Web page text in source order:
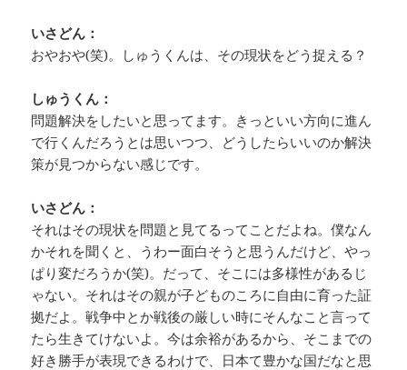
いさどん：
おやおや(笑)。しゅうくんは、その現状をどう捉える？
しゅうくん：
問題解決をしたいと思ってます。きっといい方向に進ん
で行くんだろうとは思いつつ、どうしたらいいのか解決
策が見つからない感じです。
いさどん：
それはその現状を問題と見てるってことだよね。僕なん
かそれを聞くと、うわー面白そうと思うんだけど、やっ
ぱり変だろうか(笑)。だって、そこには多様性があるじ
ゃない。それはその親が子どものころに自由に育った証
拠だよ。戦争中とか戦後の厳しい時にそんなこと言って
たら生きてけないよ。今は余裕があるから、そこまでの
好き勝手が表現できるわけで、日本て豊かな国だなと思